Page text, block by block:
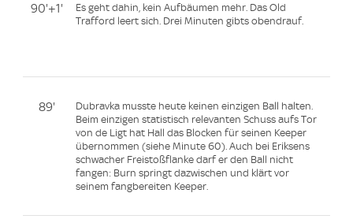
90'+1'
Es geht dahin, kein Aufbäumen mehr. Das Old
Trafford leert sich. Drei Minuten gibts obendrauf.
89'
Dubravka musste heute keinen einzigen Ball halten.
Beim einzigen statistisch relevanten Schuss aufs Tor
von de Ligt hat Hall das Blocken für seinen Keeper
übernommen (siehe Minute 60). Auch bei Eriksens
schwacher Freistoßflanke darf er den Ball nicht
fangen: Burn springt dazwischen und klärt vor
seinem fangbereiten Keeper.